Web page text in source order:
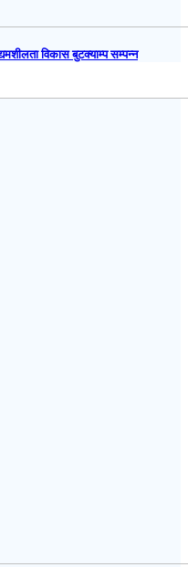
विकास बुटक्याम्प सम्पन्न